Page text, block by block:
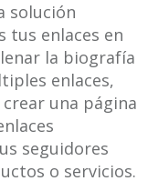
solución
tus enlaces en
la biografía
enlaces,
una página
seguidores
o servicios.